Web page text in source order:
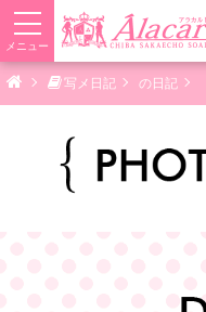
メニュー
写メ日記 の日記